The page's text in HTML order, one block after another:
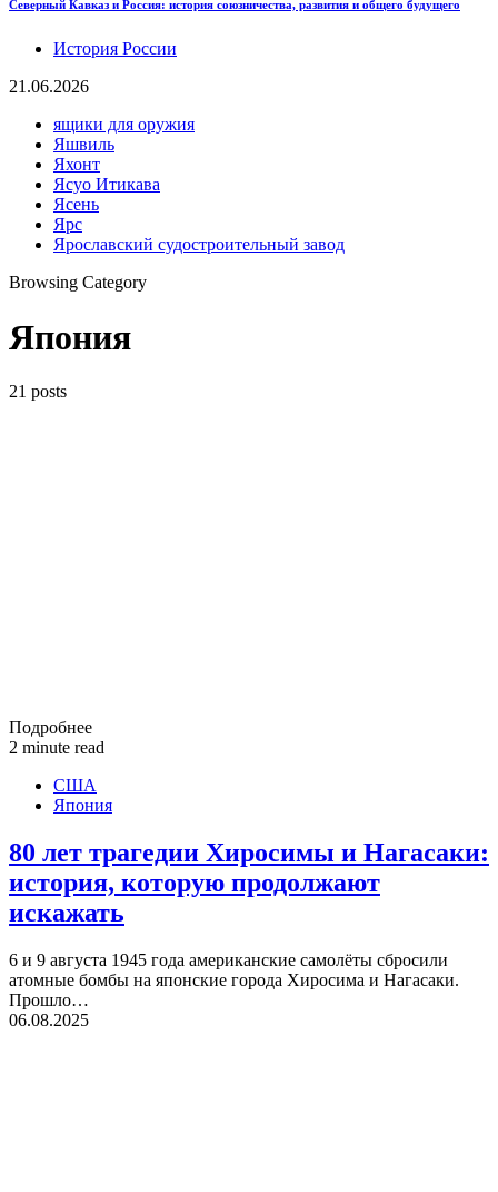
Северный Кавказ и Россия: история союзничества, развития и общего будущего
История России
21.06.2026
ящики для оружия
Яшвиль
Яхонт
Ясуо Итикава
Ясень
Ярс
Ярославский судостроительный завод
Browsing Category
Япония
21 posts
Подробнее
2 minute read
США
Япония
80 лет трагедии Хиросимы и Нагасаки:
история, которую продолжают
искажать
6 и 9 августа 1945 года американские самолёты сбросили
атомные бомбы на японские города Хиросима и Нагасаки.
Прошло…
06.08.2025